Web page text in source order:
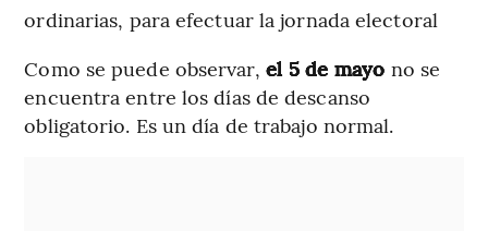
ordinarias, para efectuar la jornada electoral
Como se puede observar, el 5 de mayo no se
encuentra entre los días de descanso
obligatorio. Es un día de trabajo normal.